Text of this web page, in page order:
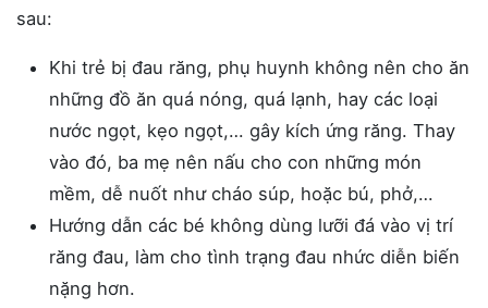
sau:
Khi trẻ bị đau răng, phụ huynh không nên cho ăn
những đồ ăn quá nóng, quá lạnh, hay các loại
nước ngọt, kẹo ngọt,… gây kích ứng răng. Thay
vào đó, ba mẹ nên nấu cho con những món
mềm, dễ nuốt như cháo súp, hoặc bú, phở,…
Hướng dẫn các bé không dùng lưỡi đá vào vị trí
răng đau, làm cho tình trạng đau nhức diễn biến
nặng hơn.